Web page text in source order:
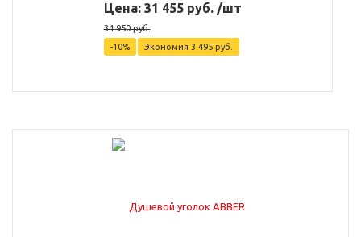
Цена: 31 455 руб. /шт
34 950 руб.
-10%
Экономия 3 495 руб.